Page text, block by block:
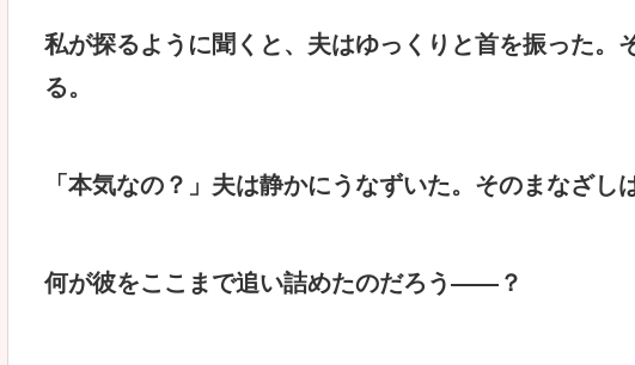
私が探るように聞くと、夫はゆっくりと首を振った。
る。
「本気なの？」夫は静かにうなずいた。そのまなざし
何が彼をここまで追い詰めたのだろう――？